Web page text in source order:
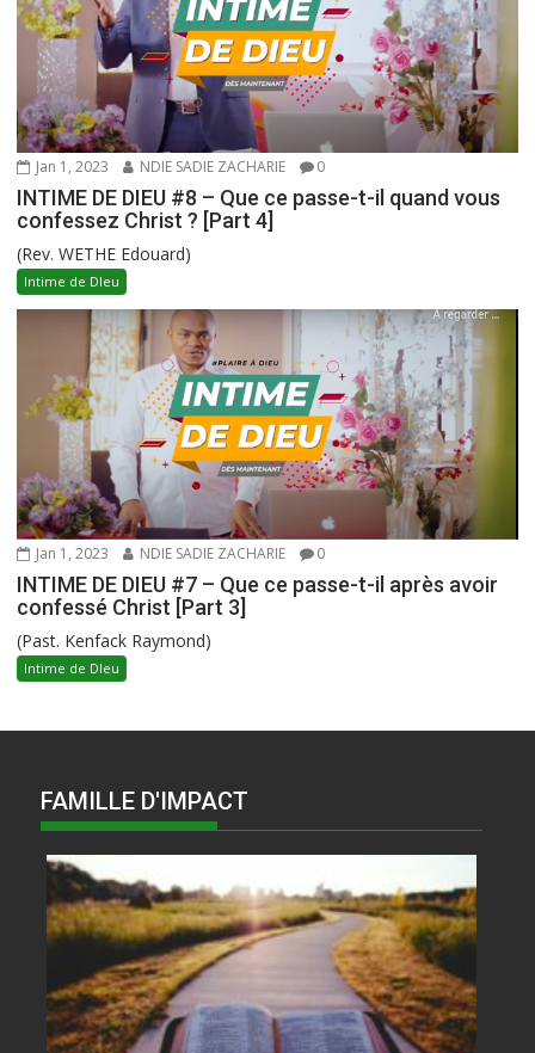
Jan 1, 2023 NDIE SADIE ZACHARIE 0
INTIME DE DIEU #8 – Que ce passe-t-il quand vous
confessez Christ ? [Part 4]
(Rev. WETHE Edouard)
Intime de DIeu
Jan 1, 2023 NDIE SADIE ZACHARIE 0
INTIME DE DIEU #7 – Que ce passe-t-il après avoir
confessé Christ [Part 3]
(Past. Kenfack Raymond)
Intime de DIeu
FAMILLE D'IMPACT